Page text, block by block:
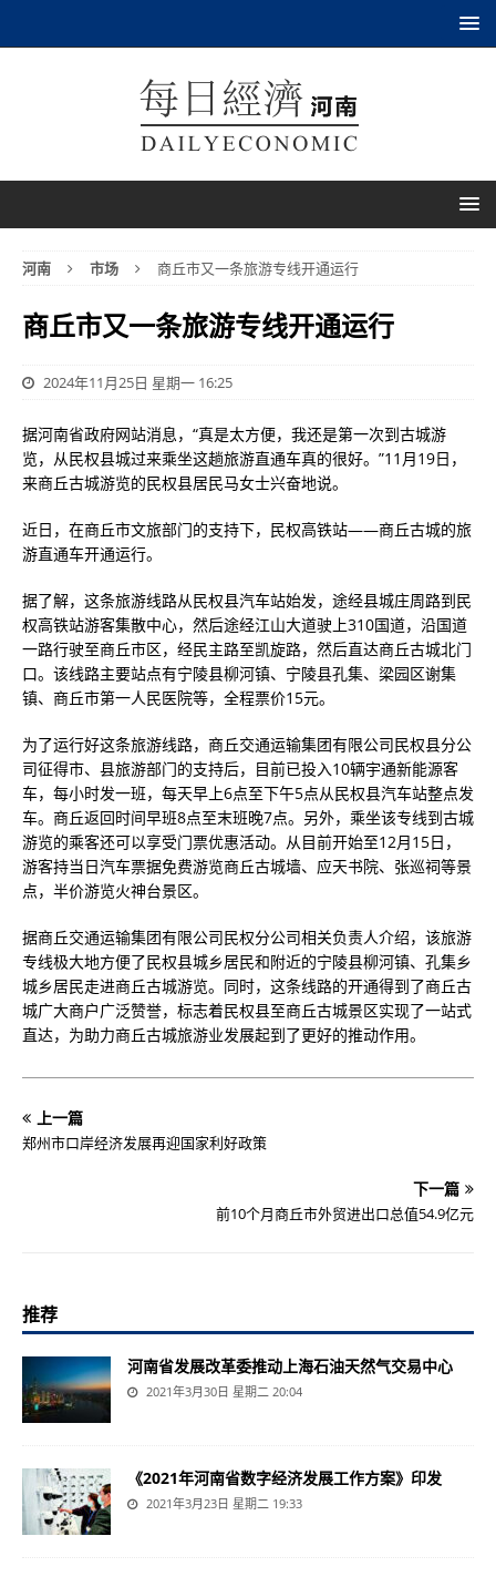
河南 市场 商丘市又一条旅游专线开通运行
商丘市又一条旅游专线开通运行
2024年11月25日 星期一 16:25
据河南省政府网站消息，“真是太方便，我还是第一次到古城游
览，从民权县城过来乘坐这趟旅游直通车真的很好。”11月19日，
来商丘古城游览的民权县居民马女士兴奋地说。
近日，在商丘市文旅部门的支持下，民权高铁站——商丘古城的旅
游直通车开通运行。
据了解，这条旅游线路从民权县汽车站始发，途经县城庄周路到民
权高铁站游客集散中心，然后途经江山大道驶上310国道，沿国道
一路行驶至商丘市区，经民主路至凯旋路，然后直达商丘古城北门
口。该线路主要站点有宁陵县柳河镇、宁陵县孔集、梁园区谢集
镇、商丘市第一人民医院等，全程票价15元。
为了运行好这条旅游线路，商丘交通运输集团有限公司民权县分公
司征得市、县旅游部门的支持后，目前已投入10辆宇通新能源客
车，每小时发一班，每天早上6点至下午5点从民权县汽车站整点发
车。商丘返回时间早班8点至末班晚7点。另外，乘坐该专线到古城
游览的乘客还可以享受门票优惠活动。从目前开始至12月15日，
游客持当日汽车票据免费游览商丘古城墙、应天书院、张巡祠等景
点，半价游览火神台景区。
据商丘交通运输集团有限公司民权分公司相关负责人介绍，该旅游
专线极大地方便了民权县城乡居民和附近的宁陵县柳河镇、孔集乡
城乡居民走进商丘古城游览。同时，这条线路的开通得到了商丘古
城广大商户广泛赞誉，标志着民权县至商丘古城景区实现了一站式
直达，为助力商丘古城旅游业发展起到了更好的推动作用。
上一篇
郑州市口岸经济发展再迎国家利好政策
下一篇
前10个月商丘市外贸进出口总值54.9亿元
推荐
河南省发展改革委推动上海石油天然气交易中心
2021年3月30日 星期二 20:04
《2021年河南省数字经济发展工作方案》印发
2021年3月23日 星期二 19:33